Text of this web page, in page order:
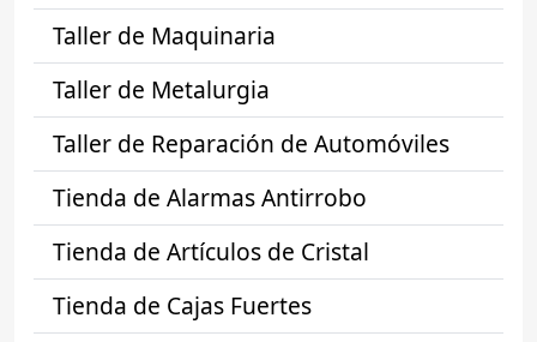
Taller de Maquinaria
Taller de Metalurgia
Taller de Reparación de Automóviles
Tienda de Alarmas Antirrobo
Tienda de Artículos de Cristal
Tienda de Cajas Fuertes